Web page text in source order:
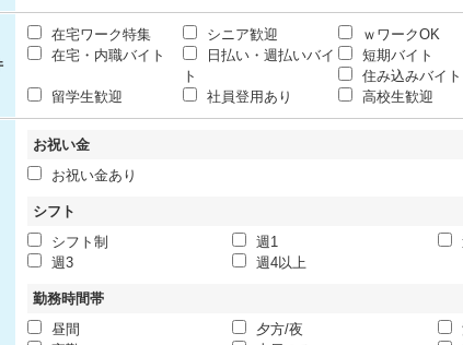
在宅ワーク特集 シニア歓迎 ｗワークOK
在宅・内職バイト
日払い・週払いバイ
ト
短期バイト
住み込みバイト
留学生歓迎
社員登用あり 高校生歓迎
お祝い金
お祝い金あり
シフト
シフト制
週1
週3
週4以上
勤務時間帯
昼間
夕方/夜